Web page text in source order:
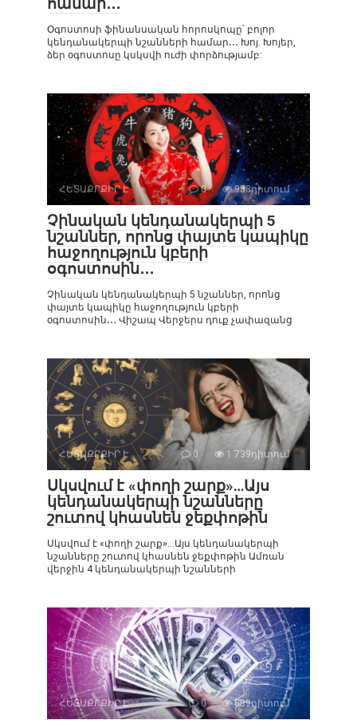
Օգոստոսի ֆինանսական հորոսկոպը՝ բոլոր
կենդանակերպի նշանների համար․․․ Խոյ. Խոյեր,
ձեր օգոստոսը կսկսվի ուժի փորձությամբ:
ՀԵՏԱՔՐՔԻՐ Է 0 958դիտում
Չինական կենդանակերպի 5
նշաններ, որոնց փայտե կապիկը
հաջողություն կբերի
օգոստոսին․․․
Չինական կենդանակերպի 5 նշաններ, որոնց
փայտե կապիկը հաջողություն կբերի
օգոստոսին․․․ Վիշապ Վերջերս դուք չափազանց
ՀԵՏԱՔՐՔԻՐ Է 0 1 739դիտում
Սկսվում է «փողի շարք»…Այս
կենդանակերպի նշանները
շուտով կհասնեն ջեքփոթին
Սկսվում է «փողի շարք»…Այս կենդանակերպի
նշանները շուտով կհասնեն ջեքփոթին Ամռան
վերջին 4 կենդանակերպի նշանների
ՀԵՏԱՔՐՔԻՐ Է 0 839դիտում